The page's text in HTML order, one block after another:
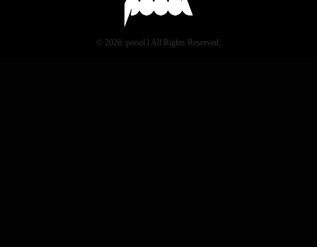
© 2026. poool l All Rights Reserved.